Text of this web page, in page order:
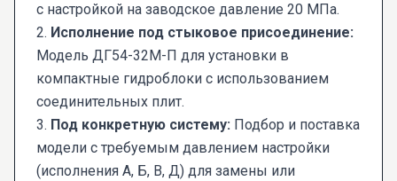
с настройкой на заводское давление 20 МПа.
2. Исполнение под стыковое присоединение:
Модель ДГ54-32М-П для установки в
компактные гидроблоки с использованием
соединительных плит.
3. Под конкретную систему: Подбор и поставка
модели с требуемым давлением настройки
(исполнения А, Б, В, Д) для замены или